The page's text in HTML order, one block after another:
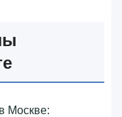
Москве: